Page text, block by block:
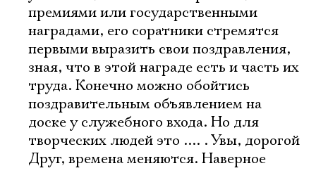
премиями или государственными
наградами, его соратники стремятся
первыми выразить свои поздравления,
зная, что в этой награде есть и часть их
труда. Конечно можно обойтись
поздравительным объявлением на
доске у служебного входа. Но для
творческих людей это .... . Увы, дорогой
Друг, времена меняются. Наверное
Электропочта
Имя
Ознакомиться